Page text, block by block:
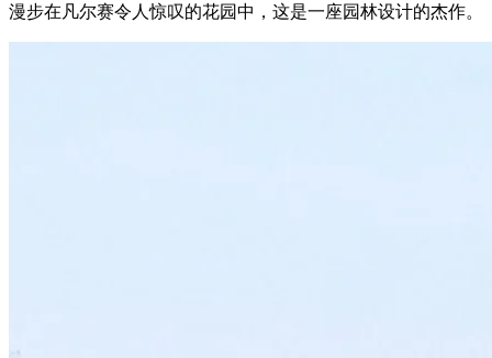
漫步在凡尔赛令人惊叹的花园中，这是一座园林设计的杰作。